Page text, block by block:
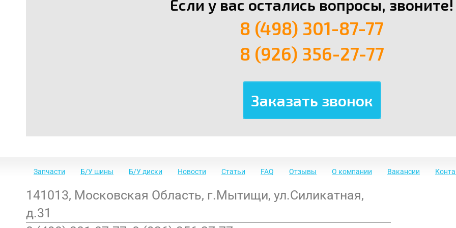
Если у вас остались вопросы, звоните!
8 (498) 301-87-77
8 (926) 356-27-77
Запчасти Б/У шины Б/У диски Новости Статьи FAQ Отзывы О компании Вакансии
141013, Московская Область, г.Мытищи, ул.Силикатная,
д.31